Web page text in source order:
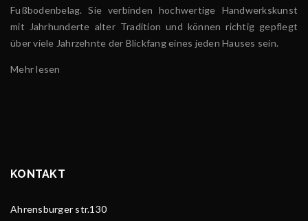
Fußbodenbelag. Sie verbinden hochwertige Handwerkskunst
mit Jahrhunderte alter Tradition und können richtig gepflegt
über viele Jahrzehnte der Blickfang eines jeden Hauses sein.
Mehr lesen
KONTAKT
Ahrensburger str.130